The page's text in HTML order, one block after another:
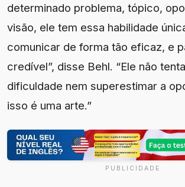
determinado problema, tópico,
visão, ele tem essa habilidade
comunicar de forma tão eficaz, e
credível”, disse Behl. “Ele não
dificuldade nem superestimar a
isso é uma arte.”
PUBLICIDADE